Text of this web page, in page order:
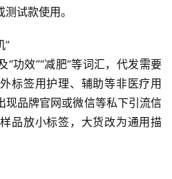
试款使用。
”
功效”“减肥”等词汇，代发需要
标签用护理、辅助等非医疗用
现品牌官网或微信等私下引流信
品放小标签，大货改为通用描